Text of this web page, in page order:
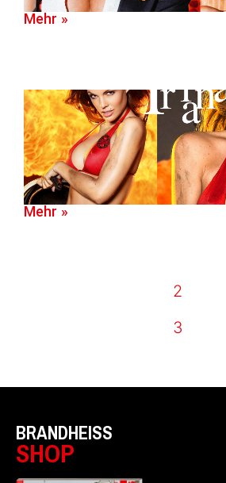
2
3
Mehr »
Mehr »
BRANDHEISS
SHOP